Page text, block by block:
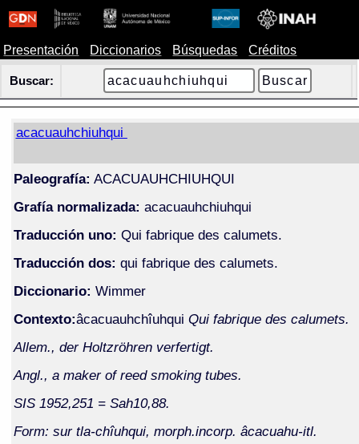
Presentación Diccionarios Búsquedas Créditos
Buscar:
acacuauhchiuhqui
Paleografía: ACACUAUHCHIUHQUI
Grafía normalizada: acacuauhchiuhqui
Traducción uno: Qui fabrique des calumets.
Traducción dos: qui fabrique des calumets.
Diccionario: Wimmer
Contexto:âcacuauhchîuhqui Qui fabrique des calumets.
Allem., der Holtzröhren verfertigt.
Angl., a maker of reed smoking tubes.
SIS 1952,251 = Sah10,88.
Form: sur tla-chîuhqui, morph.incorp. âcacuahu-itl.